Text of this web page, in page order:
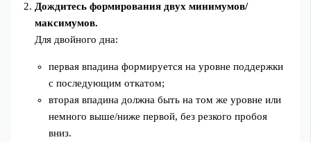
Дождитесь формирования двух минимумов/
максимумов.
Для двойного дна:
первая впадина формируется на уровне поддержки
с последующим откатом;
вторая впадина должна быть на том же уровне или
немного выше/ниже первой, без резкого пробоя
вниз.